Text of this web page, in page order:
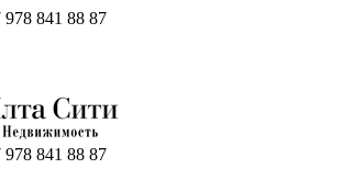
978 841 88 87
978 841 88 87